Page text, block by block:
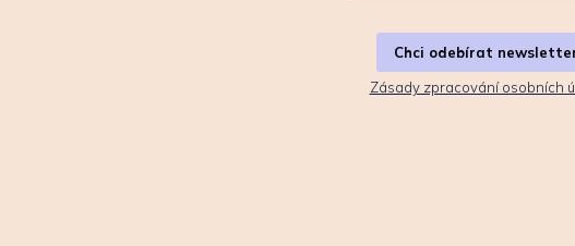
Chci odebírat
Zásady zpracování osobních